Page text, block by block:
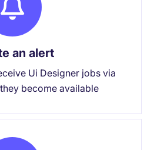
an alert
Ui Designer jobs via
become available